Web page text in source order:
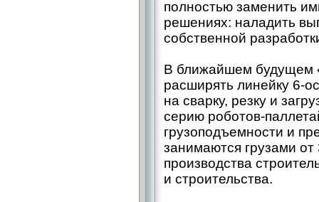
полностью заменить
решениях: наладить
собственной
В ближайшем будущем
расширять линейку
на сварку, резку и
серию роботов-­
грузоподъемности и
занимаются грузами
производства
и строительства.